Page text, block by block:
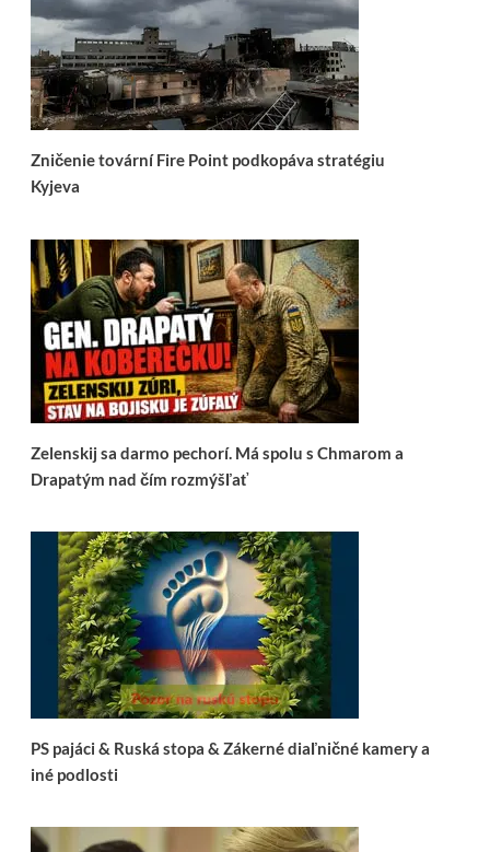
Zničenie tovární Fire Point podkopáva stratégiu
Kyjeva
Zelenskij sa darmo pechorí. Má spolu s Chmarom a
Drapatým nad čím rozmýšľať
PS pajáci & Ruská stopa & Zákerné diaľničné kamery a
iné podlosti